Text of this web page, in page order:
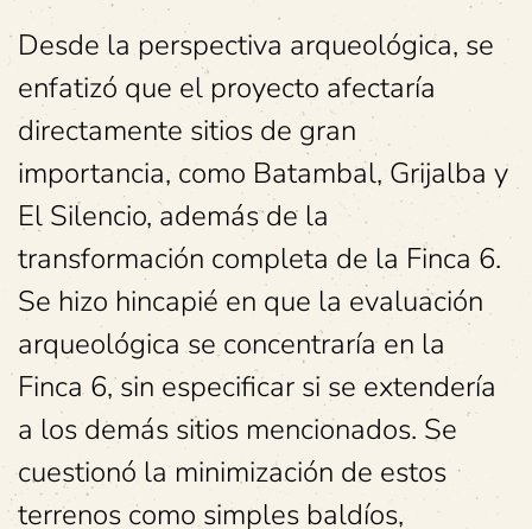
Desde la perspectiva arqueológica, se
enfatizó que el proyecto afectaría
directamente sitios de gran
importancia, como Batambal, Grijalba y
El Silencio, además de la
transformación completa de la Finca 6.
Se hizo hincapié en que la evaluación
arqueológica se concentraría en la
Finca 6, sin especificar si se extendería
a los demás sitios mencionados. Se
cuestionó la minimización de estos
terrenos como simples baldíos,